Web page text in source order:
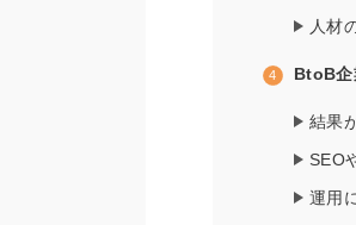
人材
BtoB企
結果
SEO
運用